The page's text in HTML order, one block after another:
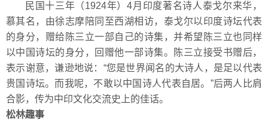
民国十三年（1924年）4月印度著名诗人泰戈尔来华，
慕其名，由徐志摩陪同至西湖相访，泰戈尔以印度诗坛代表
的身分，赠给陈三立一部自己的诗集，并希望陈三立也同样
以中国诗坛的身分，回赠他一部诗集。陈三立接受书赠后，
表示谢意，谦逊地说：“您是世界闻名的大诗人，是足以代表
贵国诗坛。而我呢，不敢以中国诗人代表自居。”后两人比肩
合影，传为中印文化交流史上的佳话。
松林趣事